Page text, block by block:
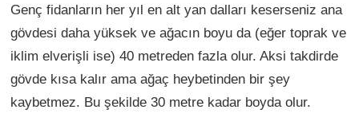
Genç fidanların her yıl en alt yan dalları keserseniz ana
gövdesi daha yüksek ve ağacın boyu da (eğer toprak ve
iklim elverişli ise) 40 metreden fazla olur. Aksi takdirde
gövde kısa kalır ama ağaç heybetinden bir şey
kaybetmez. Bu şekilde 30 metre kadar boyda olur.